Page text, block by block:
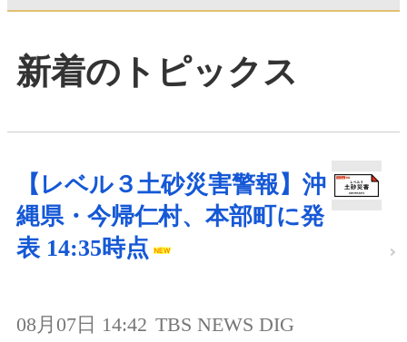
新着のトピックス
【レベル３土砂災害警報】沖
縄県・今帰仁村、本部町に発
表 14:35時点
08月07日 14:42 TBS NEWS DIG